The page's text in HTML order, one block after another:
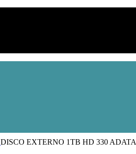
DISCO EXTERNO 1TB HD 330 ADATA